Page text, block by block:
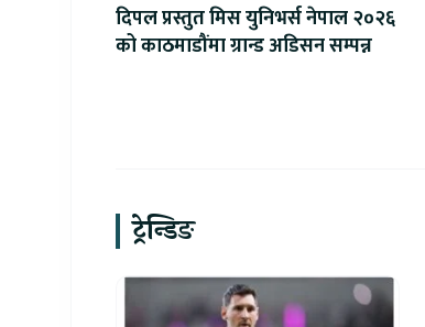
दिपल प्रस्तुत मिस युनिभर्स नेपाल २०२६
को काठमाडौंमा ग्रान्ड अडिसन सम्पन्न
ट्रेन्डिङ